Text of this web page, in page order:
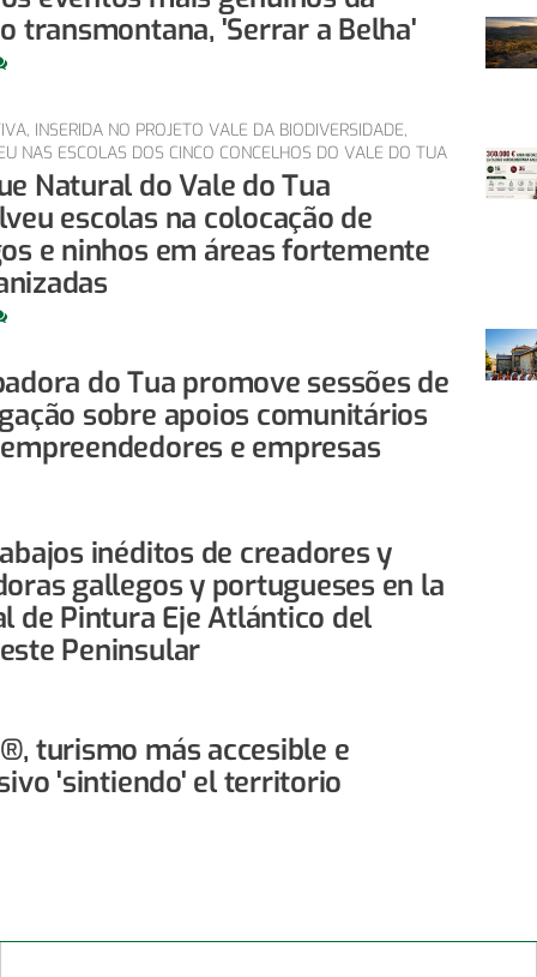
transmontana, 'Serrar a Belha'
INSERIDA NO PROJETO VALE DA BIODIVERSIDADE,
NAS ESCOLAS DOS CINCO CONCELHOS DO VALE DO TUA
Natural do Vale do Tua
escolas na colocação de
e ninhos em áreas fortemente
do Tua promove sessões de
sobre apoios comunitários
e empresas
inéditos de creadores y
gallegos y portugueses en la
de Pintura Eje Atlántico del
Peninsular
turismo más accesible e
'sintiendo' el territorio